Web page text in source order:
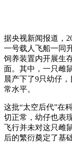
据央视新闻报道，
一号载人飞船一同
饲养装置内开展生
面。其中，一只雌
晨产下了9只幼仔
常水平。
这批“太空后代”在
切正常，幼仔也表
飞行并未对这只雌
后的繁衍奠定了基础